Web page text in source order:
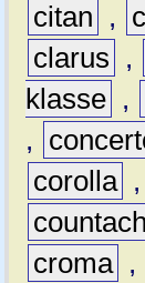
citan
,
clarus
,
klasse ,
,
corolla ,
countach
croma ,